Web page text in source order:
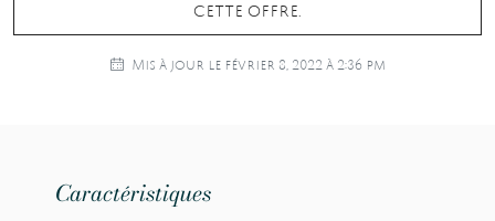
cette offre.
Mis à jour le février 8, 2022 à 2:36 pm
Caractéristiques